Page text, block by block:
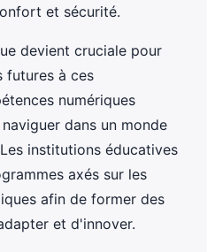
et sécurité.
devient cruciale pour
futures à ces
numériques
dans un monde
institutions éducatives
axés sur les
afin de former des
et d'innover.